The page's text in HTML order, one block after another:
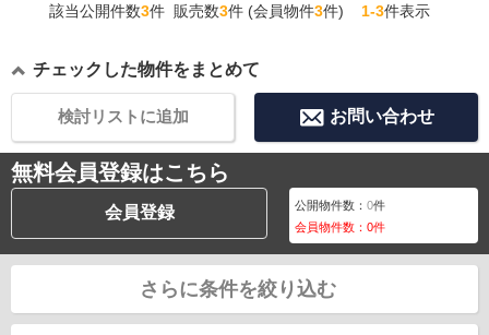
該当公開件数3件 販売数3件 (会員物件3件) 1-3件表示
チェックした物件をまとめて
お問い合わせ
検討リストに追加
無料会員登録はこちら
会員登録 公開物件数：0件
会員物件数：0件
さらに条件を絞り込む